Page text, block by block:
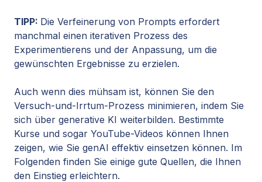
TIPP: Die Verfeinerung von Prompts erfordert
manchmal einen iterativen Prozess des
Experimentierens und der Anpassung, um die
gewünschten Ergebnisse zu erzielen.
Auch wenn dies mühsam ist, können Sie den
Versuch-und-Irrtum-Prozess minimieren, indem Sie
sich über generative KI weiterbilden. Bestimmte
Kurse und sogar YouTube-Videos können Ihnen
zeigen, wie Sie genAI effektiv einsetzen können. Im
Folgenden finden Sie einige gute Quellen, die Ihnen
den Einstieg erleichtern.